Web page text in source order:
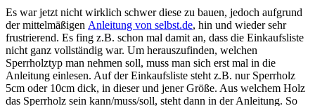
Es war jetzt nicht wirklich schwer diese zu bauen, jedoch aufgrund
der mittelmäßigen Anleitung von selbst.de, hin und wieder sehr
frustrierend. Es fing z.B. schon mal damit an, dass die Einkaufsliste
nicht ganz vollständig war. Um herauszufinden, welchen
Sperrholztyp man nehmen soll, muss man sich erst mal in die
Anleitung einlesen. Auf der Einkaufsliste steht z.B. nur Sperrholz
5cm oder 10cm dick, in dieser und jener Größe. Aus welchem Holz
das Sperrholz sein kann/muss/soll, steht dann in der Anleitung. So